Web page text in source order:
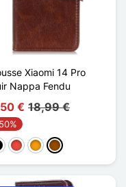
Xiaomi 14 Pro
Nappa Fendu
€ 18,99 €
Rot Orange
Braun